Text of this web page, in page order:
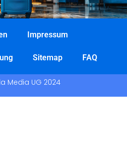
Impressum
Sitemap FAQ
Media UG 2024